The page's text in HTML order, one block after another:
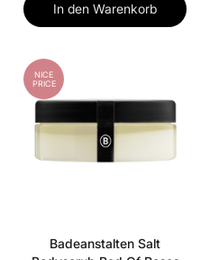
In den Warenkorb
NICE
PRICE
Badeanstalten Salt